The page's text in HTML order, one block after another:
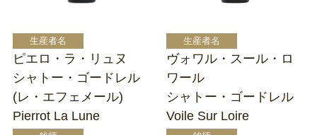
ピエロ・ラ・リュヌ
シャトー・ゴードレル
(レ・エフェメール)
Pierrot La Lune
ヴォワル・スール・ロ
ワール
シャトー・ゴードレル
Voile Sur Loire